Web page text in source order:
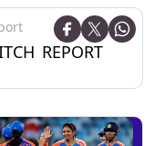
REPORT